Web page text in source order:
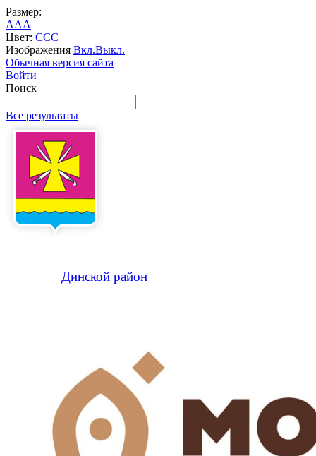
Размер:
AAA
Цвет: CCC
Изображения Вкл.Выкл.
Обычная версия сайта
Войти
Поиск
Все результаты
Динской район